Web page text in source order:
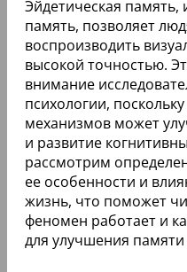
Эйдетическая память,
память, позволяет
воспроизводить
высокой точностью.
внимание
психологии,
механизмов может
и развитие
рассмотрим
ее особенности и
жизнь, что поможет
феномен работает и
для улучшения